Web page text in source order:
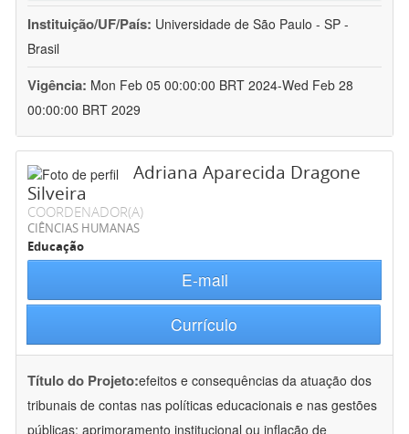
Instituição/UF/País: Universidade de São Paulo - SP -
Brasil
Vigência: Mon Feb 05 00:00:00 BRT 2024-Wed Feb 28
00:00:00 BRT 2029
Adriana Aparecida Dragone
Silveira
COORDENADOR(A)
CIÊNCIAS HUMANAS
Educação
E-mail
Currículo
Título do Projeto:efeitos e consequências da atuação dos
tribunais de contas nas políticas educacionais e nas gestões
públicas: aprimoramento institucional ou inflação de